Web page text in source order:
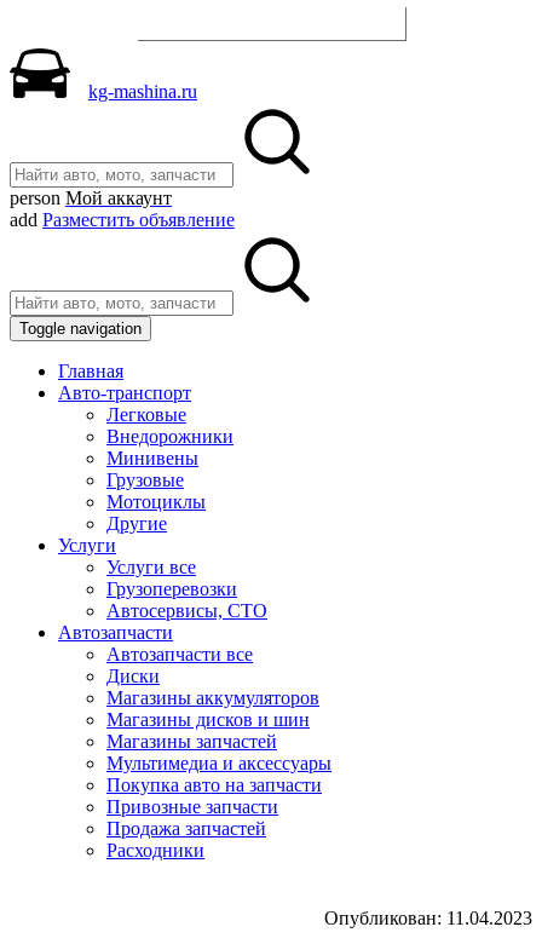
kg-mashina.ru
person Мой аккаунт
add Разместить объявление
Toggle navigation
Главная
Авто-транспорт
Легковые
Внедорожники
Минивены
Грузовые
Мотоциклы
Другие
Услуги
Услуги все
Грузоперевозки
Автосервисы, СТО
Автозапчасти
Автозапчасти все
Диски
Магазины аккумуляторов
Магазины дисков и шин
Магазины запчастей
Мультимедиа и аксессуары
Покупка авто на запчасти
Привозные запчасти
Продажа запчастей
Расходники
Опубликован: 11.04.2023